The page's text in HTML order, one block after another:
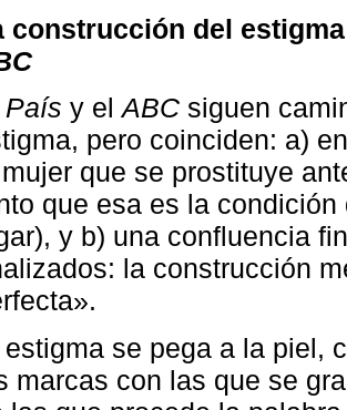
construcción del
País y elABC siguen
pero coinciden: a)
que se prostituye
que esa es la
y b) una confluencia
la construcción
estigma se pega a la piel,
marcas con las que se